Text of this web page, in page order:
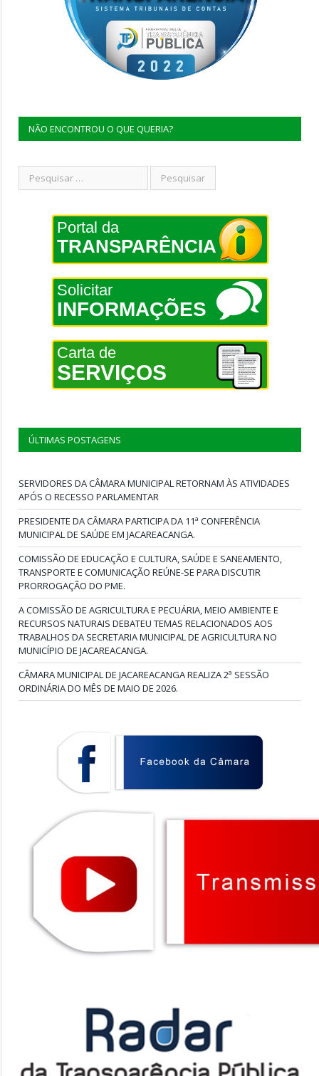
NÃO ENCONTROU O QUE QUERIA?
Portal da
TRANSPARÊNCIA
Solicitar
INFORMAÇÕES
Carta de
SERVIÇOS
ÚLTIMAS POSTAGENS
SERVIDORES DA CÂMARA MUNICIPAL RETORNAM ÀS ATIVIDADES
APÓS O RECESSO PARLAMENTAR
PRESIDENTE DA CÂMARA PARTICIPA DA 11ª CONFERÊNCIA
MUNICIPAL DE SAÚDE EM JACAREACANGA.
COMISSÃO DE EDUCAÇÃO E CULTURA, SAÚDE E SANEAMENTO,
TRANSPORTE E COMUNICAÇÃO REÚNE-SE PARA DISCUTIR
PRORROGAÇÃO DO PME.
A COMISSÃO DE AGRICULTURA E PECUÁRIA, MEIO AMBIENTE E
RECURSOS NATURAIS DEBATEU TEMAS RELACIONADOS AOS
TRABALHOS DA SECRETARIA MUNICIPAL DE AGRICULTURA NO
MUNICÍPIO DE JACAREACANGA.
CÂMARA MUNICIPAL DE JACAREACANGA REALIZA 2ª SESSÃO
ORDINÁRIA DO MÊS DE MAIO DE 2026.